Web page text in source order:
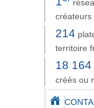
créateurs
214
territoire
18 164
créés ou